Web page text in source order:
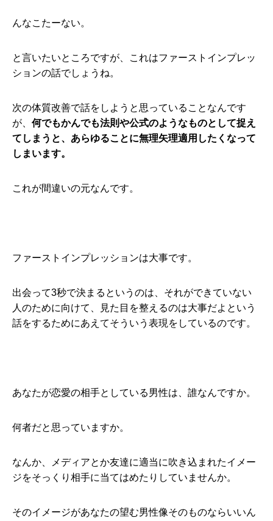
んなこたーない。
と言いたいところですが、これはファーストインプレッ
ションの話でしょうね。
次の体質改善で話をしようと思っていることなんです
が、 何でもかんでも法則や公式のようなものとして捉え
てしまうと、あらゆることに無理矢理適用したくなって
しまいます。
これが間違いの元なんです。
ファーストインプレッションは大事です。
出会って3秒で決まるというのは、それができていない
人のために向けて、見た目を整えるのは大事だよという
話をするためにあえてそういう表現をしているのです。
あなたが恋愛の相手としている男性は、誰なんですか。
何者だと思っていますか。
なんか、メディアとか友達に適当に吹き込まれたイメー
ジをそっくり相手に当てはめたりしていませんか。
そのイメージがあなたの望む男性像そのものならいいん